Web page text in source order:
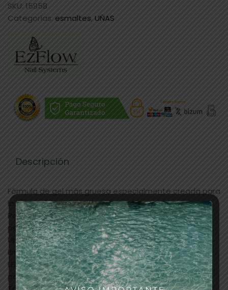
SKU: 15958
Categorías: esmaltes, UÑAS
Descripción
Fórmula de gel más gruesa especialmente creada para
los especialistas del Nail Art.
Permite a los técnicos en Uñas conseguir una
perfección absoluta desde la primera capa.
Un pincel diseñado con la fórmula TruGel para crear
líneas bien definidas.Cura 30 segundos bajo lámpara
LED y 3 minutos bajo lámpara UV. Repita el proceso
para la segunda capa.